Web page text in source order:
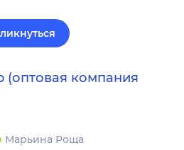
(оптовая компания
Марьина Роща